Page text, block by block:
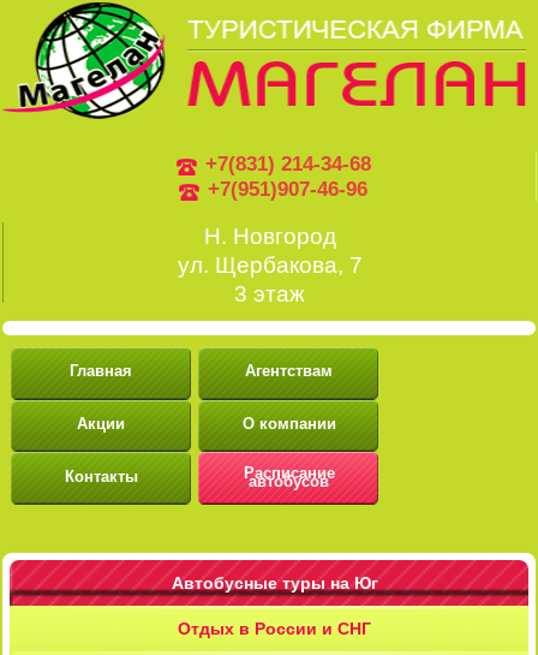
+7(831) 214-34-68
+7(951)907-46-96
Н. Новгород
ул. Щербакова, 7
3 этаж
Главная Агентствам
Акции О компании
Контакты Расписание
автобусов
Автобусные туры на Юг
Отдых в России и СНГ